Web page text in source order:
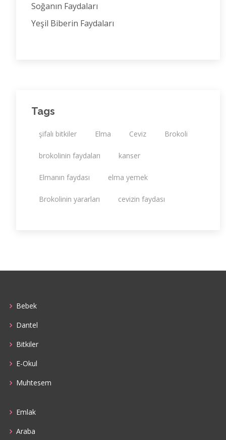
Soğanın Faydaları
Yeşil Biberin Faydaları
Tags
şifalı bitkiler Elma Ceviz Brokoli
brokolinin faydaları kanser
Elmanın faydası elma yemek
Brokolinin yararları cevizin faydası
Bebek
Dantel
Bitkiler
E-Okul
Muhtesem
Emlak
Araba